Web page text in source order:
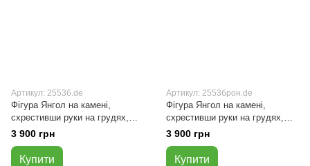
Артикул: 2553б.de
Фігура Янгол на камені,
схрестивши руки на грудях,
Білий колір (50×25×25 см)
3 900 грн
Купити
Артикул: 2553брон.de
Фігура Янгол на камені,
схрестивши руки на грудях,
Бронзовий колір (50×25×25 см)
3 900 грн
Купити